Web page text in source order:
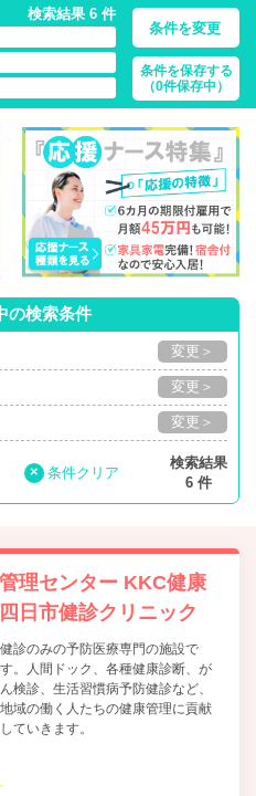
検索結果 6 件
条件を変更
条件を保存する
（0件保存中）
応援ナース・派遣の 看護師求
の検索条件
変更＞
変更＞
変更＞
× 条件クリア
検索結果
6 件
理センター KKC健康
日市健診クリニック
健診のみの予防医療専門の施設で
す。人間ドック、各種健康診断、が
ん検診、生活習慣病予防健診など、
地域の働く人たちの健康管理に貢献
していきます。